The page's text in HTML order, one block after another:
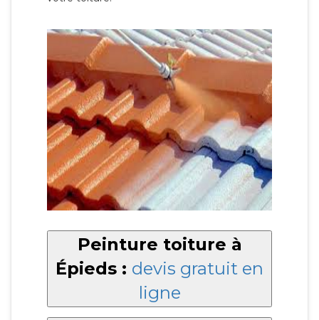
Peinture toiture à
Épieds : devis gratuit en
ligne